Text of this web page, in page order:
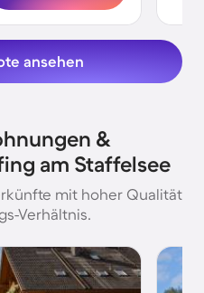
ansehen
&
am Staffelsee
mit hoher Qualität
Verhältnis.